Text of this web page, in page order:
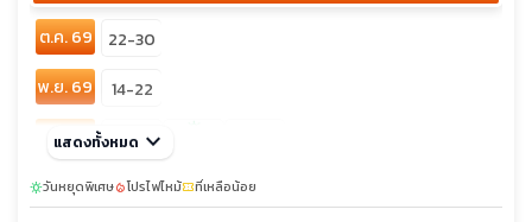
ต.ค. 69
22-30
พ.ย. 69
14-22
ธ.ค. 69
03-11 sunny
แสดงทั้งหมด keyboard_arrow_down
sunnyวันหยุดพิเศษlocal_fire_departmentโปรไฟไหม้confirmation_numberที่เหลือน้อย